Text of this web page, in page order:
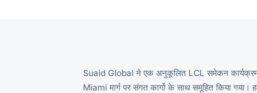
Suaid Global ने एक अनुकूलित LCL समेकन
Miami मार्ग पर संगत कार्गो के साथ समूहित किया गया।